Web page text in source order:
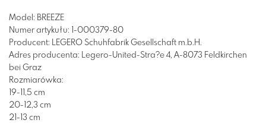
Model: BREEZE
Numer artykułu: 1-000379-80
Producent: LEGERO Schuhfabrik Gesellschaft m.b.H.
Adres producenta: Legero-United-Stra?e 4, A-8073 Feldkirchen
bei Graz
Rozmiarówka:
19-11,5 cm
20-12,3 cm
21-13 cm